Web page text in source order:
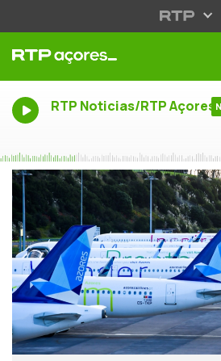
RTP Noticias/RTP Açores